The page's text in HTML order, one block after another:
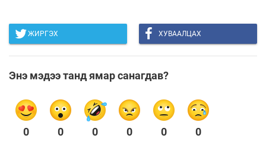
ЖИРГЭХ ХУВААЛЦАХ
Энэ мэдээ танд ямар санагдав?
0 0 0 0 0 0